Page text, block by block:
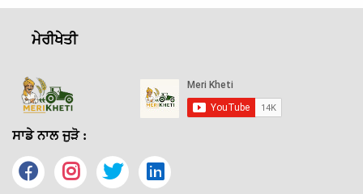
ਮੇਰੀਖੇਤੀ
ਸਾਡੇ ਨਾਲ ਜੁੜੋ :